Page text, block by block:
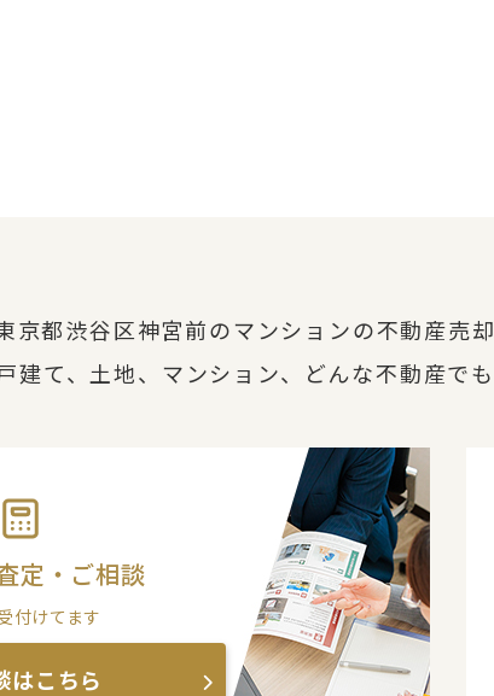
京都渋谷区神宮前のマンションの不動産売
建て、土地、マンション、どんな不動産で
定・ご相談
付けてます
はこちら